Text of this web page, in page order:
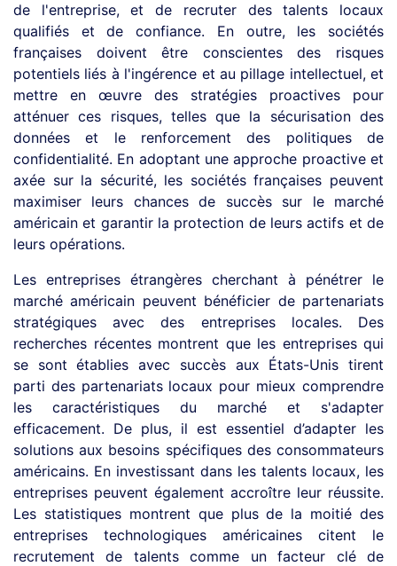
de l'entreprise, et de recruter des talents locaux
qualifiés et de confiance. En outre, les sociétés
françaises doivent être conscientes des risques
potentiels liés à l'ingérence et au pillage intellectuel, et
mettre en œuvre des stratégies proactives pour
atténuer ces risques, telles que la sécurisation des
données et le renforcement des politiques de
confidentialité. En adoptant une approche proactive et
axée sur la sécurité, les sociétés françaises peuvent
maximiser leurs chances de succès sur le marché
américain et garantir la protection de leurs actifs et de
leurs opérations.
Les entreprises étrangères cherchant à pénétrer le
marché américain peuvent bénéficier de partenariats
stratégiques avec des entreprises locales. Des
recherches récentes montrent que les entreprises qui
se sont établies avec succès aux États-Unis tirent
parti des partenariats locaux pour mieux comprendre
les caractéristiques du marché et s'adapter
efficacement. De plus, il est essentiel d’adapter les
solutions aux besoins spécifiques des consommateurs
américains. En investissant dans les talents locaux, les
entreprises peuvent également accroître leur réussite.
Les statistiques montrent que plus de la moitié des
entreprises technologiques américaines citent le
recrutement de talents comme un facteur clé de